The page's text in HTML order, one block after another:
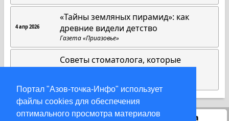
Портал "Азов-точка-Инфо" использует
файлы cookies для обеспечения
оптимального просмотра материалов
4 апр 2026
«Тайны земляных пирамид»: как
древние видели детство
Газета «Приазовье»
Советы стоматолога, которые
Статистика